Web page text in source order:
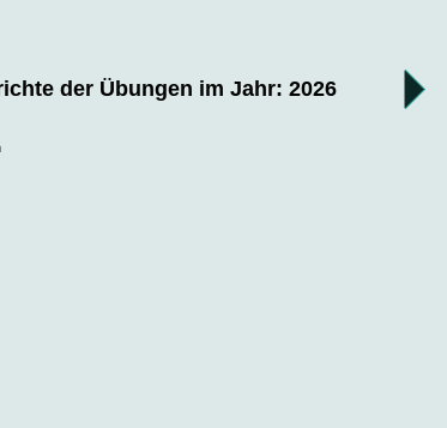
der Übungen im Jahr: 2026